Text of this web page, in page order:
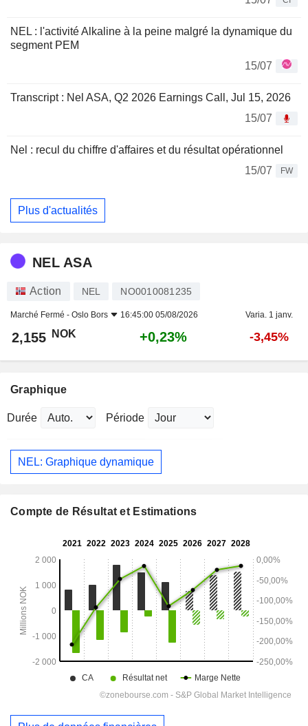
NEL : l'activité Alkaline à la peine malgré la dynamique du
segment PEM
15/07
Transcript : Nel ASA, Q2 2026 Earnings Call, Jul 15, 2026
15/07
Nel : recul du chiffre d'affaires et du résultat opérationnel
15/07
FW
Plus d'actualités
NEL ASA
Action NEL NO0010081235
Marché Fermé - Oslo Bors 16:45:00 05/08/2026 Varia. 1 janv.
2,155 NOK +0,23% -3,45%
Graphique
Durée Période
NEL: Graphique dynamique
Compte de Résultat et Estimations